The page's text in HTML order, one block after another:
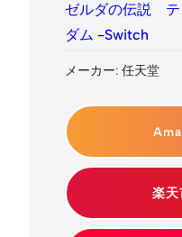
ゼルダの伝説 テ
ダム -Switch
メーカー: 任天堂
楽天